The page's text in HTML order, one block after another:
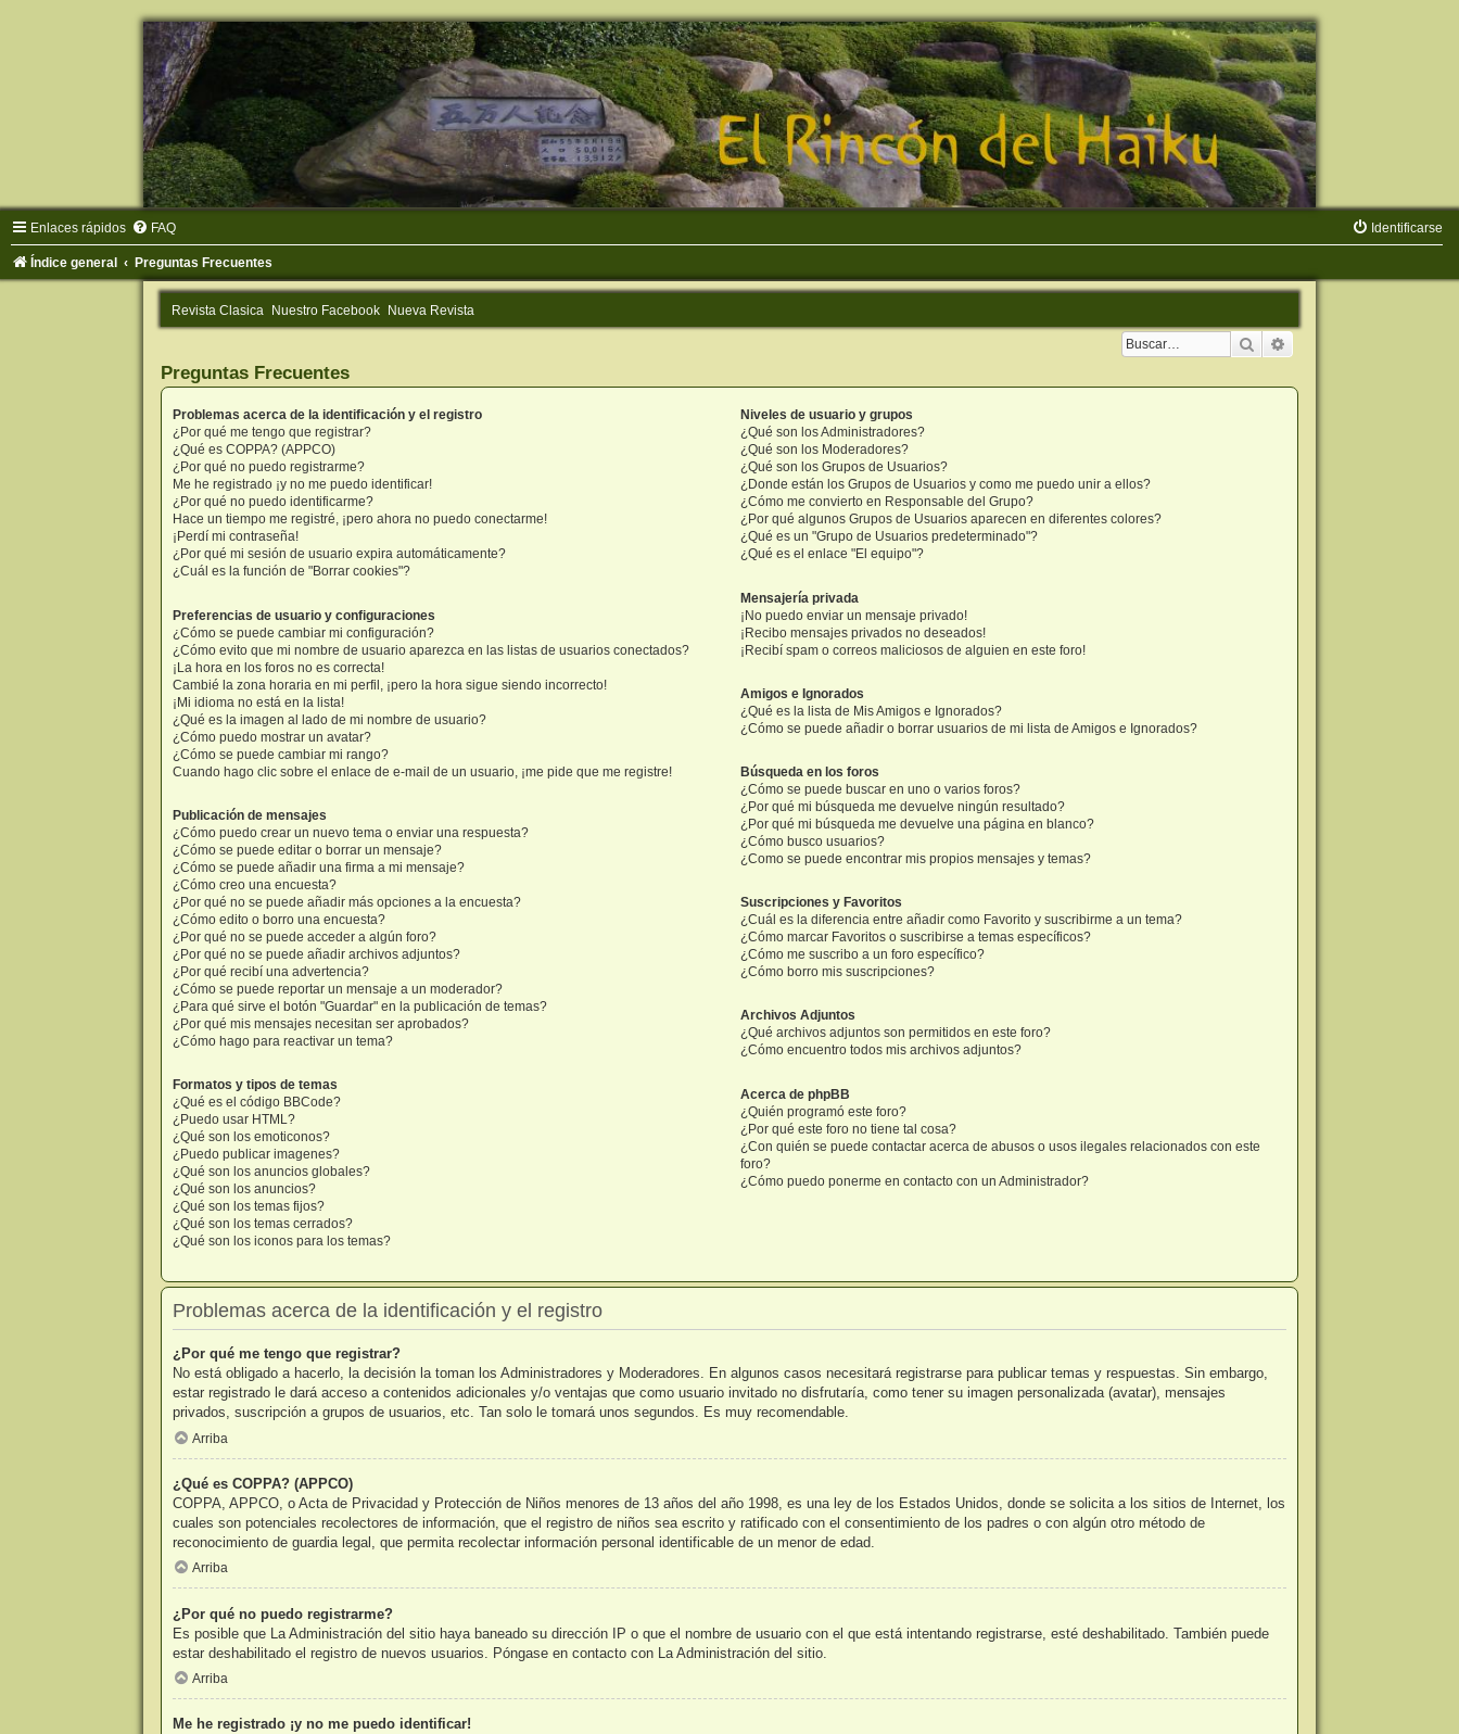
Enlaces rápidos FAQ Identificarse
Índice general Preguntas Frecuentes
Revista Clasica Nuestro Facebook Nueva Revista
Buscar
Preguntas Frecuentes
Problemas acerca de la identificación y el registro
¿Por qué me tengo que registrar?
¿Qué es COPPA? (APPCO)
¿Por qué no puedo registrarme?
Me he registrado ¡y no me puedo identificar!
¿Por qué no puedo identificarme?
Hace un tiempo me registré, ¡pero ahora no puedo conectarme!
¡Perdí mi contraseña!
¿Por qué mi sesión de usuario expira automáticamente?
¿Cuál es la función de "Borrar cookies"?
Preferencias de usuario y configuraciones
¿Cómo se puede cambiar mi configuración?
¿Cómo evito que mi nombre de usuario aparezca en las listas de usuarios conectados?
¡La hora en los foros no es correcta!
Cambié la zona horaria en mi perfil, ¡pero la hora sigue siendo incorrecto!
¡Mi idioma no está en la lista!
¿Qué es la imagen al lado de mi nombre de usuario?
¿Cómo puedo mostrar un avatar?
¿Cómo se puede cambiar mi rango?
Cuando hago clic sobre el enlace de e-mail de un usuario, ¡me pide que me registre!
Publicación de mensajes
¿Cómo puedo crear un nuevo tema o enviar una respuesta?
¿Cómo se puede editar o borrar un mensaje?
¿Cómo se puede añadir una firma a mi mensaje?
¿Cómo creo una encuesta?
¿Por qué no se puede añadir más opciones a la encuesta?
¿Cómo edito o borro una encuesta?
¿Por qué no se puede acceder a algún foro?
¿Por qué no se puede añadir archivos adjuntos?
¿Por qué recibí una advertencia?
¿Cómo se puede reportar un mensaje a un moderador?
¿Para qué sirve el botón "Guardar" en la publicación de temas?
¿Por qué mis mensajes necesitan ser aprobados?
¿Cómo hago para reactivar un tema?
Formatos y tipos de temas
¿Qué es el código BBCode?
¿Puedo usar HTML?
¿Qué son los emoticonos?
¿Puedo publicar imagenes?
¿Qué son los anuncios globales?
¿Qué son los anuncios?
¿Qué son los temas fijos?
¿Qué son los temas cerrados?
¿Qué son los iconos para los temas?
Niveles de usuario y grupos
¿Qué son los Administradores?
¿Qué son los Moderadores?
¿Qué son los Grupos de Usuarios?
¿Donde están los Grupos de Usuarios y como me puedo unir a ellos?
¿Cómo me convierto en Responsable del Grupo?
¿Por qué algunos Grupos de Usuarios aparecen en diferentes colores?
¿Qué es un "Grupo de Usuarios predeterminado"?
¿Qué es el enlace "El equipo"?
Mensajería privada
¡No puedo enviar un mensaje privado!
¡Recibo mensajes privados no deseados!
¡Recibí spam o correos maliciosos de alguien en este foro!
Amigos e Ignorados
¿Qué es la lista de Mis Amigos e Ignorados?
¿Cómo se puede añadir o borrar usuarios de mi lista de Amigos e Ignorados?
Búsqueda en los foros
¿Cómo se puede buscar en uno o varios foros?
¿Por qué mi búsqueda me devuelve ningún resultado?
¿Por qué mi búsqueda me devuelve una página en blanco?
¿Cómo busco usuarios?
¿Como se puede encontrar mis propios mensajes y temas?
Suscripciones y Favoritos
¿Cuál es la diferencia entre añadir como Favorito y suscribirme a un tema?
¿Cómo marcar Favoritos o suscribirse a temas específicos?
¿Cómo me suscribo a un foro específico?
¿Cómo borro mis suscripciones?
Archivos Adjuntos
¿Qué archivos adjuntos son permitidos en este foro?
¿Cómo encuentro todos mis archivos adjuntos?
Acerca de phpBB
¿Quién programó este foro?
¿Por qué este foro no tiene tal cosa?
¿Con quién se puede contactar acerca de abusos o usos ilegales relacionados con este
foro?
¿Cómo puedo ponerme en contacto con un Administrador?
Problemas acerca de la identificación y el registro
¿Por qué me tengo que registrar?
No está obligado a hacerlo, la decisión la toman los Administradores y Moderadores. En algunos casos necesitará registrarse para publicar temas y respuestas. Sin embargo,
estar registrado le dará acceso a contenidos adicionales y/o ventajas que como usuario invitado no disfrutaría, como tener su imagen personalizada (avatar), mensajes
privados, suscripción a grupos de usuarios, etc. Tan solo le tomará unos segundos. Es muy recomendable.
Arriba
¿Qué es COPPA? (APPCO)
COPPA, APPCO, o Acta de Privacidad y Protección de Niños menores de 13 años del año 1998, es una ley de los Estados Unidos, donde se solicita a los sitios de Internet, los
cuales son potenciales recolectores de información, que el registro de niños sea escrito y ratificado con el consentimiento de los padres o con algún otro método de
reconocimiento de guardia legal, que permita recolectar información personal identificable de un menor de edad.
Arriba
¿Por qué no puedo registrarme?
Es posible que La Administración del sitio haya baneado su dirección IP o que el nombre de usuario con el que está intentando registrarse, esté deshabilitado. También puede
estar deshabilitado el registro de nuevos usuarios. Póngase en contacto con La Administración del sitio.
Arriba
Me he registrado ¡y no me puedo identificar!